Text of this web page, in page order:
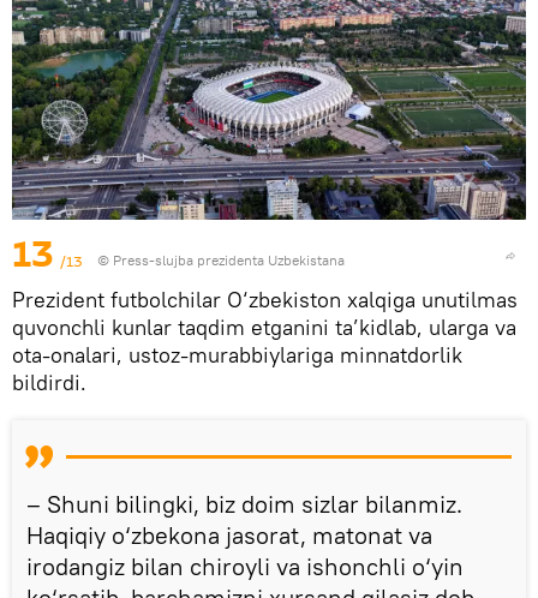
13 /13 © Press-slujba prezidenta Uzbekistana
Prezident futbolchilar O‘zbekiston xalqiga unutilmas
quvonchli kunlar taqdim etganini ta’kidlab, ularga va
ota-onalari, ustoz-murabbiylariga minnatdorlik
bildirdi.
– Shuni bilingki, biz doim sizlar bilanmiz.
Haqiqiy o‘zbekona jasorat, matonat va
irodangiz bilan chiroyli va ishonchli o‘yin